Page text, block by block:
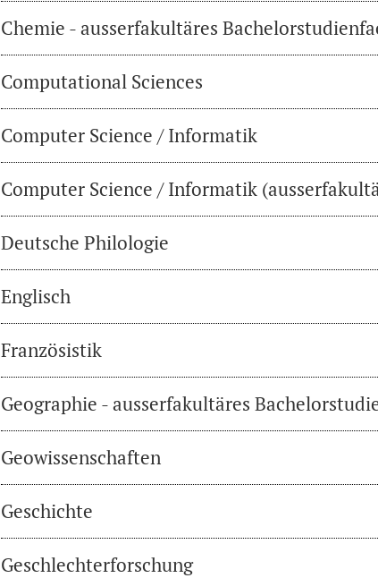
Chemie - ausserfakultäres
Computational Sciences
Computer Science / Informatik
Computer Science / Informatik
Deutsche Philologie
Englisch
Französistik
Geographie - ausserfakultäres
Geowissenschaften
Geschichte
Geschlechterforschung